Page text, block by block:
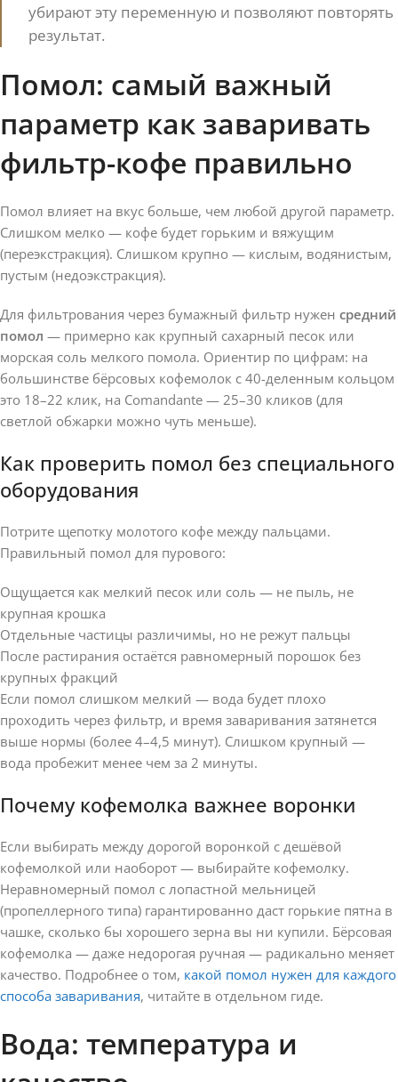
убирают эту переменную и позволяют повторять
результат.
Помол: самый важный
параметр как заваривать
фильтр-кофе правильно
Помол влияет на вкус больше, чем любой другой параметр.
Слишком мелко — кофе будет горьким и вяжущим
(переэкстракция). Слишком крупно — кислым, водянистым,
пустым (недоэкстракция).
Для фильтрования через бумажный фильтр нужен средний
помол — примерно как крупный сахарный песок или
морская соль мелкого помола. Ориентир по цифрам: на
большинстве бёрсовых кофемолок с 40-деленным кольцом
это 18–22 клик, на Comandante — 25–30 кликов (для
светлой обжарки можно чуть меньше).
Как проверить помол без специального
оборудования
Потрите щепотку молотого кофе между пальцами.
Правильный помол для пурового:
Ощущается как мелкий песок или соль — не пыль, не
крупная крошка
Отдельные частицы различимы, но не режут пальцы
После растирания остаётся равномерный порошок без
крупных фракций
Если помол слишком мелкий — вода будет плохо
проходить через фильтр, и время заваривания затянется
выше нормы (более 4–4,5 минут). Слишком крупный —
вода пробежит менее чем за 2 минуты.
Почему кофемолка важнее воронки
Если выбирать между дорогой воронкой с дешёвой
кофемолкой или наоборот — выбирайте кофемолку.
Неравномерный помол с лопастной мельницей
(пропеллерного типа) гарантированно даст горькие пятна в
чашке, сколько бы хорошего зерна вы ни купили. Бёрсовая
кофемолка — даже недорогая ручная — радикально меняет
качество. Подробнее о том, какой помол нужен для каждого
способа заваривания, читайте в отдельном гиде.
Вода: температура и